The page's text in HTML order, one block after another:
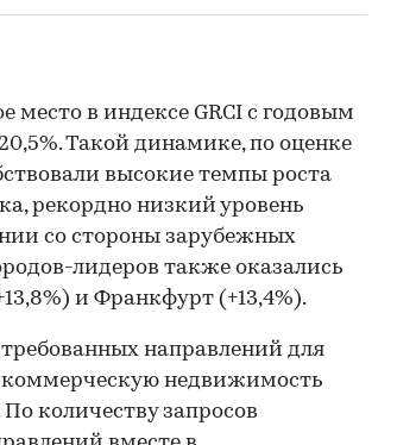
место в индексе GRCI с годовым
Такой динамике, по оценке
высокие темпы роста
рекордно низкий уровень
со стороны зарубежных
лидеров также оказались
и Франкфурт (+13,4%).
направлений для
недвижимость
количеству запросов